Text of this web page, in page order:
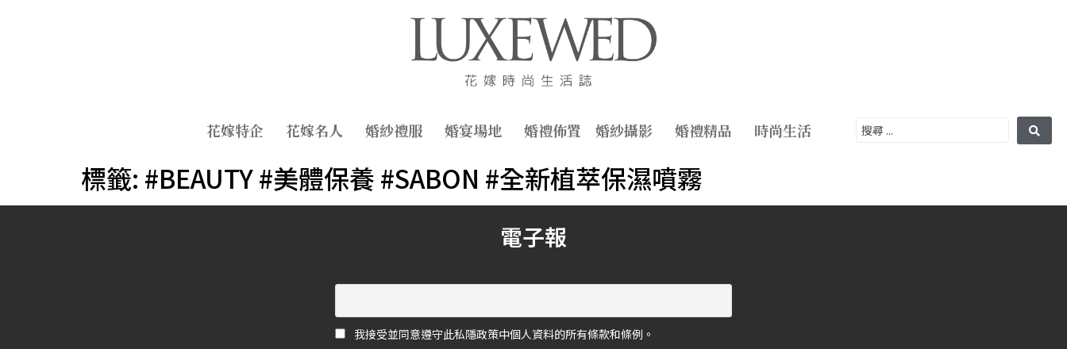
花嫁特企 花嫁名人 婚紗禮服 婚宴場地 婚禮佈置 婚紗攝影 婚禮精品 時尚生活
標籤: #BEAUTY #美體保養 #SABON #全新植萃保濕噴霧
電子報
我接受並同意遵守此私隱政策中個人資料的所有條款和條例。